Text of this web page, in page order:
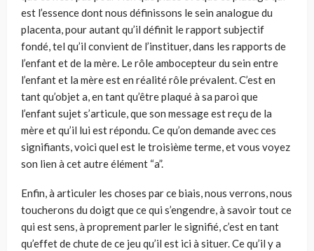
est l’essence dont nous définissons le sein analogue du
placenta, pour autant qu’il définit le rapport subjectif
fondé, tel qu’il convient de l’instituer, dans les rapports de
l’enfant et de la mère. Le rôle ambocepteur du sein entre
l’enfant et la mère est en réalité rôle prévalent. C’est en
tant qu’objet a, en tant qu’être plaqué à sa paroi que
l’enfant sujet s’articule, que son message est reçu de la
mère et qu’il lui est répondu. Ce qu’on demande avec ces
signifiants, voici quel est le troisième terme, et vous voyez
son lien à cet autre élément “a”.
Enfin, à articuler les choses par ce biais, nous verrons, nous
toucherons du doigt que ce qui s’engendre, à savoir tout ce
qui est sens, à proprement parler le signifié, c’est en tant
qu’effet de chute de ce jeu qu’il est ici à situer. Ce qu’il y a